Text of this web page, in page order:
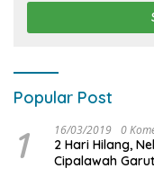
Popular Post
1 16/03/2019 0
2 Hari Hilang,
Cipalawah Garut